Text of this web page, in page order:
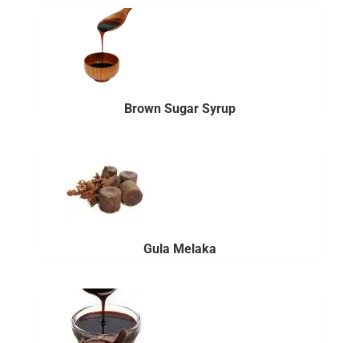
Brown Sugar Syrup
Gula Melaka